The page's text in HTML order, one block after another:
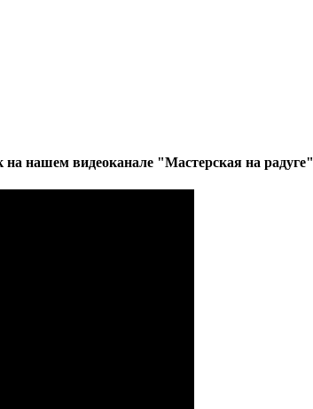
нашем видеоканале "Мастерская на радуге"